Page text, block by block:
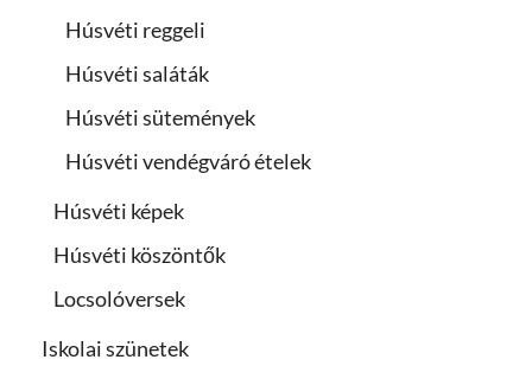
Húsvéti reggeli
Húsvéti saláták
Húsvéti sütemények
Húsvéti vendégváró ételek
Húsvéti képek
Húsvéti köszöntők
Locsolóversek
Iskolai szünetek